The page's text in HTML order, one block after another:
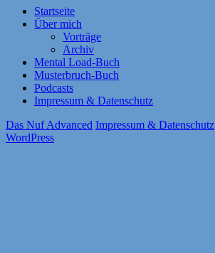
Startseite
Über mich
Vorträge
Archiv
Mental Load-Buch
Musterbruch-Buch
Podcasts
Impressum & Datenschutz
Das Nuf Advanced Impressum & Datenschutz
WordPress